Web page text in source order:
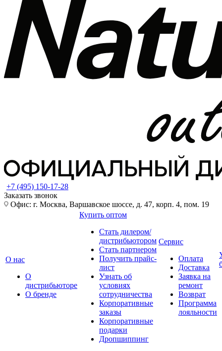
+7 (495) 150-17-28
Заказать звонок
Офис: г. Москва, Варшавское шоссе, д. 47, корп. 4, пом. 19
О нас
О
дистрибьюторе
О бренде
Купить оптом
Стать дилером/
дистрибьютором
Стать партнером
Получить прайс-
лист
Узнать об
условиях
сотрудничества
Корпоративные
заказы
Корпоративные
подарки
Дропшиппинг
Сервис
Оплата
Доставка
Заявка на
ремонт
Возврат
Программа
лояльности